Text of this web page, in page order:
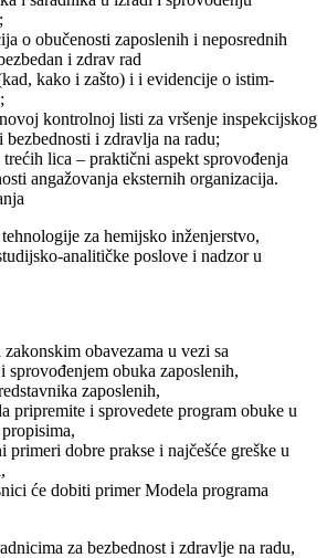
o obučenosti zaposlenih i neposrednih
i zdrav rad
kako i zašto) i i evidencije o istim-
kontrolnoj listi za vršenje inspekcijskog
bezbednosti i zdravlja na radu;
lica – praktični aspekt sprovođenja
angažovanja eksternih organizacija.
za hemijsko inženjerstvo,
analitičke poslove i nadzor u
zakonskim obavezama u vezi sa
sprovođenjem obuka zaposlenih,
zaposlenih,
pripremite i sprovedete program obuke u
primeri dobre prakse i najčešće greške u
će dobiti primer Modela programa
za bezbednost i zdravlje na radu,